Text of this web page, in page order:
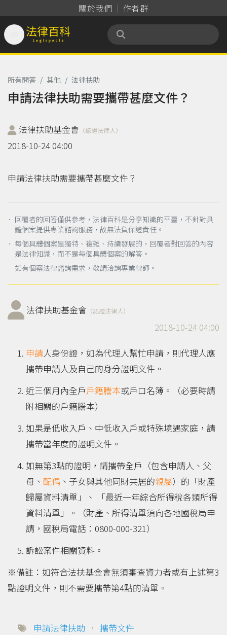
關於我們 作者群
法律百科 Legispedia
所有問答 / 其他 / 法律扶助
申請法律扶助需要攜帶甚麼文件？
法律扶助基金會 （認證法律人）
2018-10-24 04:00
申請法律扶助需要攜帶甚麼文件？
． 回覆者的回答僅供參考，法律百科是分享知識的平臺，不針對具
體個案提供專業諮詢服務，故無法負保證責任。
． 每個具體個案是獨特、複雜、持續發展的，回覆者對回答的內容
是法律知識，而不是每個具體個案的解答。
如有個案法律諮詢需求，敬請洽詢專業律師。
法律扶助基金會 （認證法律人）
2018-10-24 04:00
申請人身份證，如為代理人幫忙申請，則代理人應
攜帶申請人及自己的身分證明文件。
近三個月內全戶戶籍謄本或戶口名簿。（必要時請
附相關的戶籍謄本）
如果是低收入戶、中低收入戶或特殊境遇家庭，請
攜帶當年度的證明文件。
如無第3點的證明，請攜帶全戶（包含申請人、父
母、 配偶 、子女與其他同財共居的親屬）的「財產
歸屬資料清單」、 「最近一年綜合所得稅各類所得
資料清單」。（財產、所得清單須向各地國稅局申
請，國稅局電話：0800-000-321）
訴訟案件相關資料。
※備註：如符合法扶基金會無須審查資力者或有上述第3
點證明文件，則不需要攜帶第4點的清單。
申請法律扶助 ， 攜帶文件